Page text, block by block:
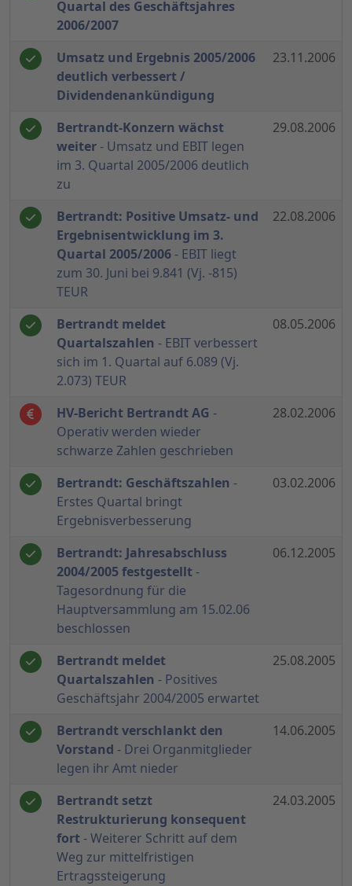
Quartal des Geschäftsjahres
2006/2007
Umsatz und Ergebnis 2005/2006
deutlich verbessert /
Dividendenankündigung
23.11.2006
Bertrandt-Konzern wächst
weiter- Umsatz und EBIT legen
im 3. Quartal 2005/2006 deutlich
zu
29.08.2006
Bertrandt: Positive Umsatz- und
Ergebnisentwicklung im 3.
Quartal 2005/2006 - EBIT liegt
zum 30. Juni bei 9.841 (Vj. -815)
TEUR
22.08.2006
Bertrandt meldet
Quartalszahlen - EBIT verbessert
sich im 1. Quartal auf 6.089 (Vj.
2.073) TEUR
08.05.2006
HV-Bericht Bertrandt AG -
Operativ werden wieder
schwarze Zahlen geschrieben
28.02.2006
Bertrandt: Geschäftszahlen -
Erstes Quartal bringt
Ergebnisverbesserung
03.02.2006
Bertrandt: Jahresabschluss
2004/2005 festgestellt -
Tagesordnung für die
Hauptversammlung am 15.02.06
beschlossen
06.12.2005
Bertrandt meldet
Quartalszahlen - Positives
Geschäftsjahr 2004/2005 erwartet
25.08.2005
Bertrandt verschlankt den
Vorstand - Drei Organmitglieder
legen ihr Amt nieder
14.06.2005
Bertrandt setzt
Restrukturierung konsequent
fort- Weiterer Schritt auf dem
Weg zur mittelfristigen
Ertragssteigerung
24.03.2005